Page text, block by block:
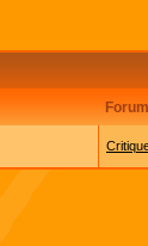
Forum